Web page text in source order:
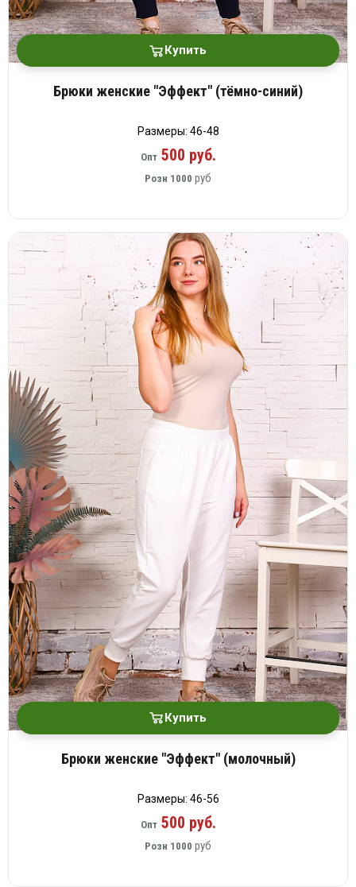
Купить
Брюки женские "Эффект" (тёмно-синий)
Размеры: 46-48
Опт500 руб.
Розн 1000 руб
Купить
Брюки женские "Эффект" (молочный)
Размеры: 46-56
Опт500 руб.
Розн 1000 руб